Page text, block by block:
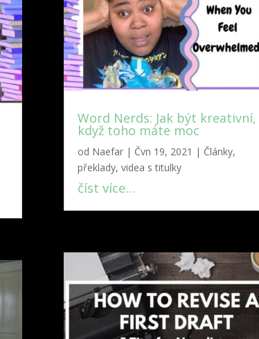
Word Nerds: Jak být kreativní,
když toho máte moc
od Naefar| Čvn 19, 2021 | Články,
překlady, videa s titulky
číst více…